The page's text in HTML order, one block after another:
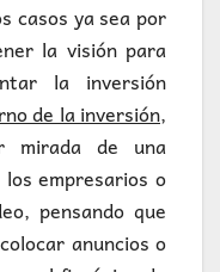
casos ya sea por
la visión para
la inversión
de la inversión,
mirada de una
empresarios o
pensando que
anuncios o